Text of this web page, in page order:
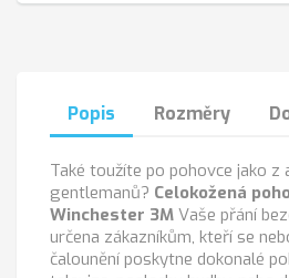
Popis Rozměry
Také toužíte po pohovce jako z
gentlemanů? Celokožená
Winchester 3M Vaše přání
určena zákazníkům, kteří se
čalounění poskytne dokonalé